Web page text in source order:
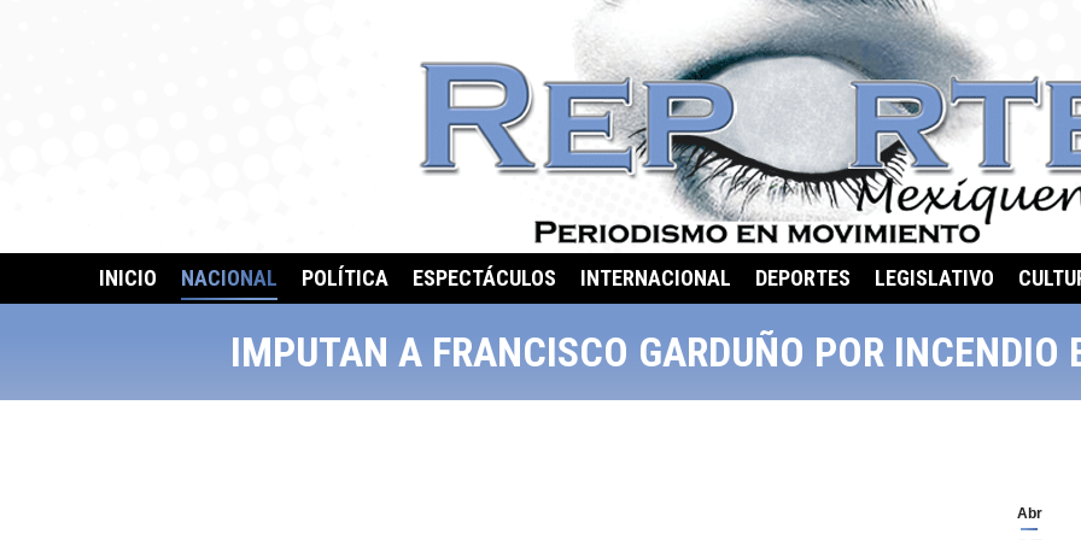
INICIO NACIONAL POLÍTICA ESPECTÁCULOS INTERNACIONAL DEPORTES LEGISLATIVO
IMPUTAN A FRANCISCO GARDUÑO POR INCENDIO
Abr